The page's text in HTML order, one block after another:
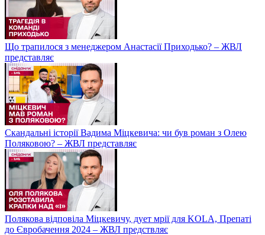
Що трапилося з менеджером Анастасії Приходько? – ЖВЛ
представляє
Скандальні історії Вадима Міцкевича: чи був роман з Олею
Поляковою? – ЖВЛ представляє
Полякова відповіла Міцкевичу, дует мрії для KOLA, Препаті
до Євробачення 2024 – ЖВЛ предствляє